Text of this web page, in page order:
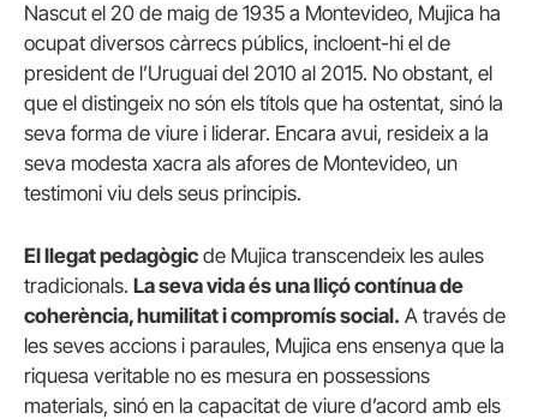
Nascut el 20 de maig de 1935 a Montevideo, Mujica ha
ocupat diversos càrrecs públics, incloent-hi el de
president de l’Uruguai del 2010 al 2015. No obstant, el
que el distingeix no són els títols que ha ostentat, sinó la
seva forma de viure i liderar. Encara avui, resideix a la
seva modesta xacra als afores de Montevideo, un
testimoni viu dels seus principis.
El llegat pedagògic de Mujica transcendeix les aules
tradicionals. La seva vida és una lliçó contínua de
coherència, humilitat i compromís social. A través de
les seves accions i paraules, Mujica ens ensenya que la
riquesa veritable no es mesura en possessions
materials, sinó en la capacitat de viure d’acord amb els